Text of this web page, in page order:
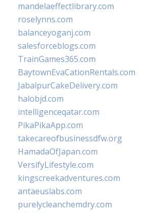
mandelaeffectlibrary.com
roselynns.com
balanceyoganj.com
salesforceblogs.com
TrainGames365.com
BaytownEvaCationRentals.com
JabalpurCakeDelivery.com
halobjd.com
intelligenceqatar.com
PikaPikaApp.com
takecareofbusinessdfw.org
HamadaOfJapan.com
VersifyLifestyle.com
kingscreekadventures.com
antaeuslabs.com
purelycleanchemdry.com